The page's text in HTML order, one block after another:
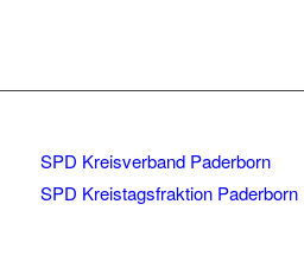
SPD Kreisverband Paderborn
SPD Kreistagsfraktion Paderborn